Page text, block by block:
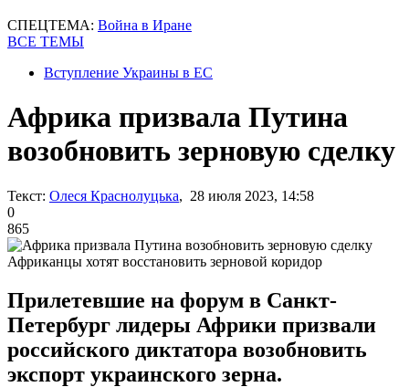
СПЕЦТЕМА: Война в Иране
ВСЕ ТЕМЫ
Вступление Украины в ЕС
Африка призвала Путина
возобновить зерновую сделку
Текст: Олеся Краснолуцька, 28 июля 2023, 14:58
0
865
Африканцы хотят восстановить зерновой коридор
Прилетевшие на форум в Санкт-
Петербург лидеры Африки призвали
российского диктатора возобновить
экспорт украинского зерна.